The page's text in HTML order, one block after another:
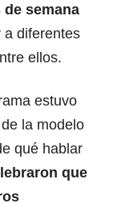
semana
a diferentes
ellos.
estuvo
la modelo
qué hablar
que